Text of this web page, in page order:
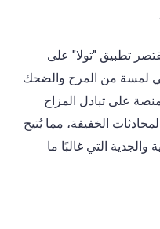
تطبيق "تولا" على
لمسة من المرح والضحك
على تبادل المزاح
الخفيفة، مما يُتيح
التي غالبًا ما